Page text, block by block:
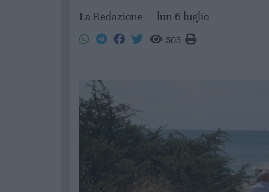
La Redazione lun 6 luglio
505